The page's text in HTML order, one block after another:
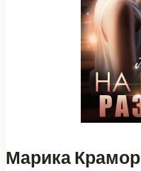
Марика Крамор